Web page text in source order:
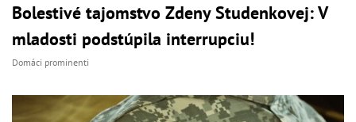
Bolestivé tajomstvo Zdeny Studenkovej: V
mladosti podstúpila interrupciu!
Domáci prominenti